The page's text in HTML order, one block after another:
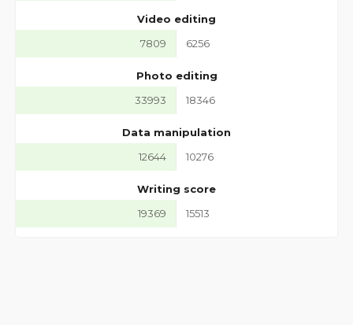
Video editing
7809
6256
Photo editing
33993
18346
Data manipulation
12644
10276
Writing score
19369
15513